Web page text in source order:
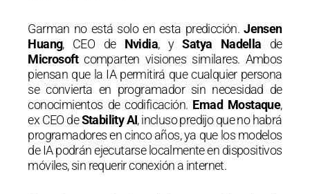
Garman no está solo en esta predicción.Jensen
Huang, CEO de Nvidia, ySatya Nadella de
Microsoftcomparten visiones similares. Ambos
piensan que la IA permitirá que cualquier persona
se convierta en programador sin necesidad de
conocimientos de codificación. Emad Mostaque,
ex CEO deStability AI, incluso predijo que no habrá
programadores en cinco años, ya que los modelos
de IA podrán ejecutarse localmente en dispositivos
móviles, sin requerir conexión a internet.